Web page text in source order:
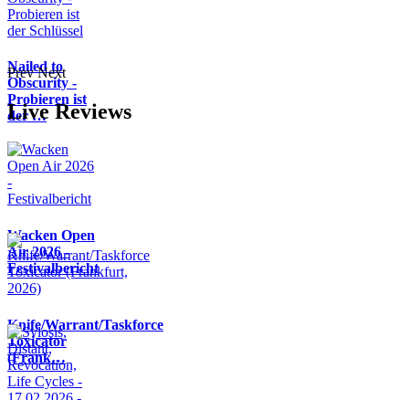
Nailed to
Obscurity -
Probieren ist
der …
Prev Next
Live Reviews
Wacken Open
Air 2026 -
Festivalbericht
Knife/Warrant/Taskforce
Toxicator
(Frank…